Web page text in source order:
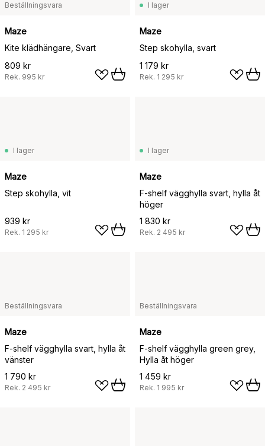
Beställningsvara
Maze
Kite klädhängare, Svart
809 kr
Rek. 995 kr
I lager
Maze
Step skohylla, svart
1 179 kr
Rek. 1 295 kr
I lager
Maze
Step skohylla, vit
939 kr
Rek. 1 295 kr
I lager
Maze
F-shelf vägghylla svart, hylla åt
höger
1 830 kr
Rek. 2 495 kr
Beställningsvara
Maze
F-shelf vägghylla svart, hylla åt
vänster
1 790 kr
Rek. 2 495 kr
Beställningsvara
Maze
F-shelf vägghylla green grey,
Hylla åt höger
1 459 kr
Rek. 1 995 kr